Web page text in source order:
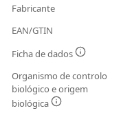
Fabricante
EAN/GTIN
Ficha de dados
Organismo de controlo
biológico e origem
biológica